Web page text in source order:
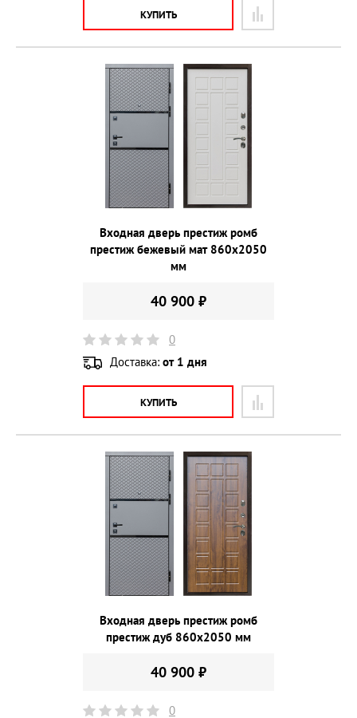
КУПИТЬ
Входная дверь престиж ромб
престиж бежевый мат 860х2050
мм
40 900 ₽
0
Доставка: от 1 дня
КУПИТЬ
Входная дверь престиж ромб
престиж дуб 860х2050 мм
40 900 ₽
0